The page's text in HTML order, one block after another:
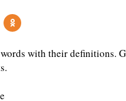
with their definitions.